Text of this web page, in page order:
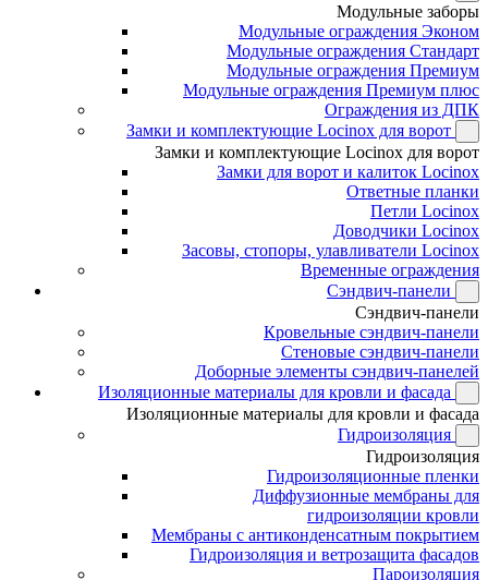
Модульные заборы
Модульные ограждения Эконом
Модульные ограждения Стандарт
Модульные ограждения Премиум
Модульные ограждения Премиум плюс
Ограждения из ДПК
Замки и комплектующие Locinox для ворот
Замки и комплектующие Locinox для ворот
Замки для ворот и калиток Locinox
Ответные планки
Петли Locinox
Доводчики Locinox
Засовы, стопоры, улавливатели Locinox
Временные ограждения
Сэндвич-панели
Сэндвич-панели
Кровельные сэндвич-панели
Стеновые сэндвич-панели
Доборные элементы сэндвич-панелей
Изоляционные материалы для кровли и фасада
Изоляционные материалы для кровли и фасада
Гидроизоляция
Гидроизоляция
Гидроизоляционные пленки
Диффузионные мембраны для
гидроизоляции кровли
Мембраны с антиконденсатным покрытием
Гидроизоляция и ветрозащита фасадов
Пароизоляция